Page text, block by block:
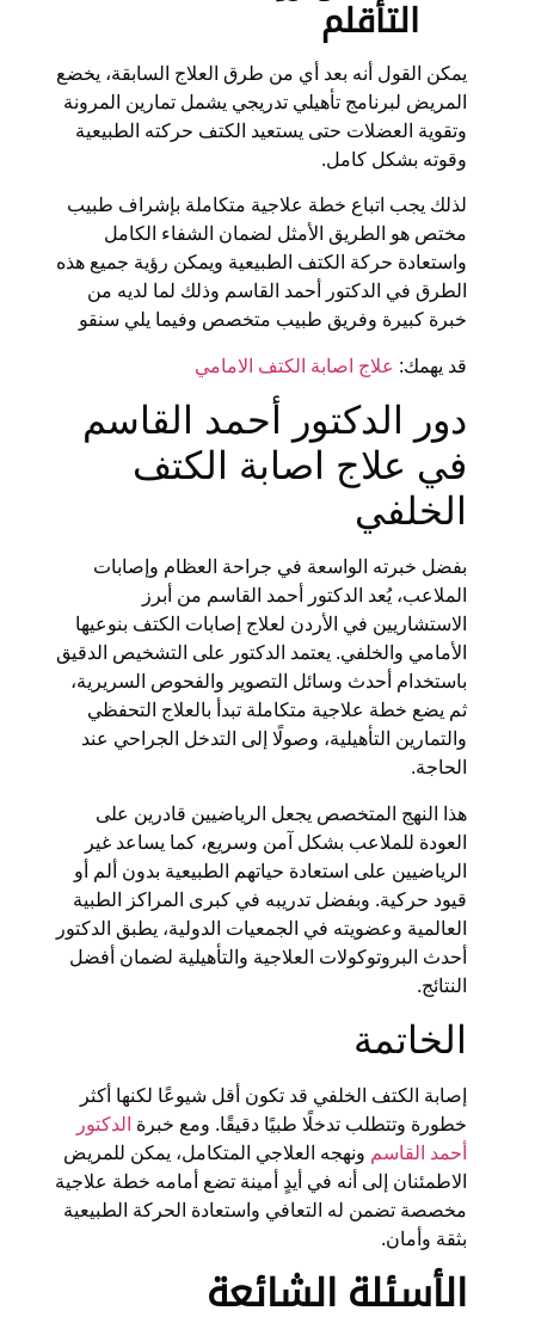
التأقلم
يمكن القول أنه بعد أي من طرق العلاج السابقة، يخضع
المريض لبرنامج تأهيلي تدريجي يشمل تمارين المرونة
وتقوية العضلات حتى يستعيد الكتف حركته الطبيعية
وقوته بشكل كامل.
لذلك يجب اتباع خطة علاجية متكاملة بإشراف طبيب
مختص هو الطريق الأمثل لضمان الشفاء الكامل
واستعادة حركة الكتف الطبيعية ويمكن رؤية جميع هذه
الطرق في الدكتور أحمد القاسم وذلك لما لديه من
خبرة كبيرة وفريق طبيب متخصص وفيما يلي سنقو
قد يهمك: علاج اصابة الكتف الامامي
دور الدكتور أحمد القاسم
في علاج اصابة الكتف
الخلفي
بفضل خبرته الواسعة في جراحة العظام وإصابات
الملاعب، يُعد الدكتور أحمد القاسم من أبرز
الاستشاريين في الأردن لعلاج إصابات الكتف بنوعيها
الأمامي والخلفي. يعتمد الدكتور على التشخيص الدقيق
باستخدام أحدث وسائل التصوير والفحوص السريرية،
ثم يضع خطة علاجية متكاملة تبدأ بالعلاج التحفظي
والتمارين التأهيلية، وصولًا إلى التدخل الجراحي عند
الحاجة.
هذا النهج المتخصص يجعل الرياضيين قادرين على
العودة للملاعب بشكل آمن وسريع، كما يساعد غير
الرياضيين على استعادة حياتهم الطبيعية بدون ألم أو
قيود حركية. وبفضل تدريبه في كبرى المراكز الطبية
العالمية وعضويته في الجمعيات الدولية، يطبق الدكتور
أحدث البروتوكولات العلاجية والتأهيلية لضمان أفضل
النتائج.
الخاتمة
إصابة الكتف الخلفي قد تكون أقل شيوعًا لكنها أكثر
خطورة وتتطلب تدخلًا طبيًا دقيقًا. ومع خبرة الدكتور
أحمد القاسم ونهجه العلاجي المتكامل، يمكن للمريض
الاطمئنان إلى أنه في أيدٍ أمينة تضع أمامه خطة علاجية
مخصصة تضمن له التعافي واستعادة الحركة الطبيعية
بثقة وأمان.
الأسئلة الشائعة